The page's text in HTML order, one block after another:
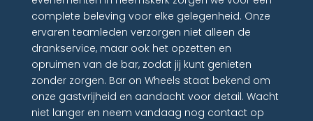
complete beleving voor elke gelegenheid. Onze
ervaren teamleden verzorgen niet alleen de
drankservice, maar ook het opzetten en
opruimen van de bar, zodat jij kunt genieten
zonder zorgen. Bar on Wheels staat bekend om
onze gastvrijheid en aandacht voor detail. Wacht
niet langer en neem vandaag nog contact op